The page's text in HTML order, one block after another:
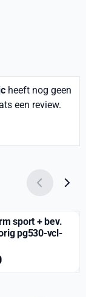
heeft nog geen
een review.
sport + bev.
pg530-vcl-